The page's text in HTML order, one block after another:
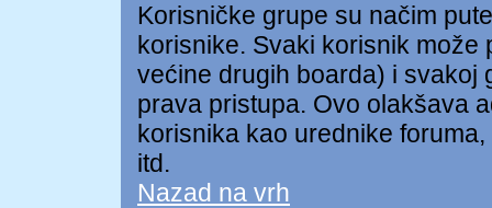
Korisničke grupe su načim
korisnike. Svaki korisnik može
većine drugih boarda) i svakoj
prava pristupa. Ovo olakšava
korisnika kao urednike
itd.
Nazad na vrh